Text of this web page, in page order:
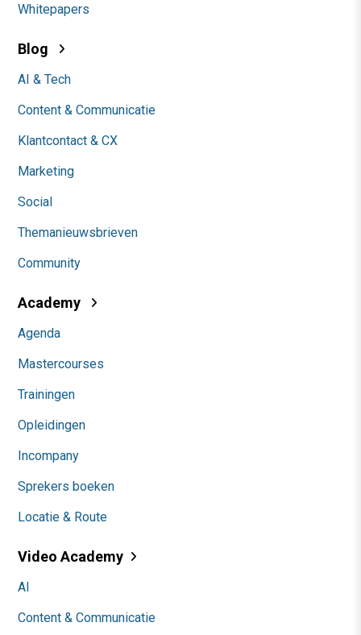
Whitepapers
Blog
AI & Tech
Content & Communicatie
Klantcontact & CX
Marketing
Social
Themanieuwsbrieven
Community
Academy
Agenda
Mastercourses
Trainingen
Opleidingen
Incompany
Sprekers boeken
Locatie & Route
Video Academy
AI
Content & Communicatie